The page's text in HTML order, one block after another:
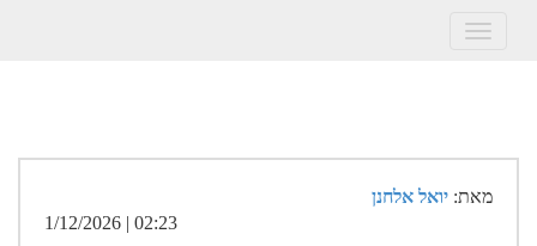
Toggle
מאת: יואל אלחנן
02:23 | 1/12/2026